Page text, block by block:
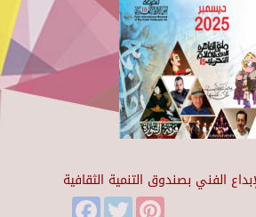
الفني بصندوق التنمية الثقافية
FacebookTwitter